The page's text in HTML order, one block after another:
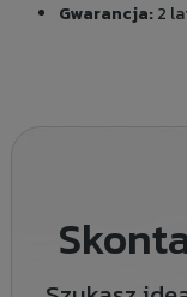
Gwarancja:2